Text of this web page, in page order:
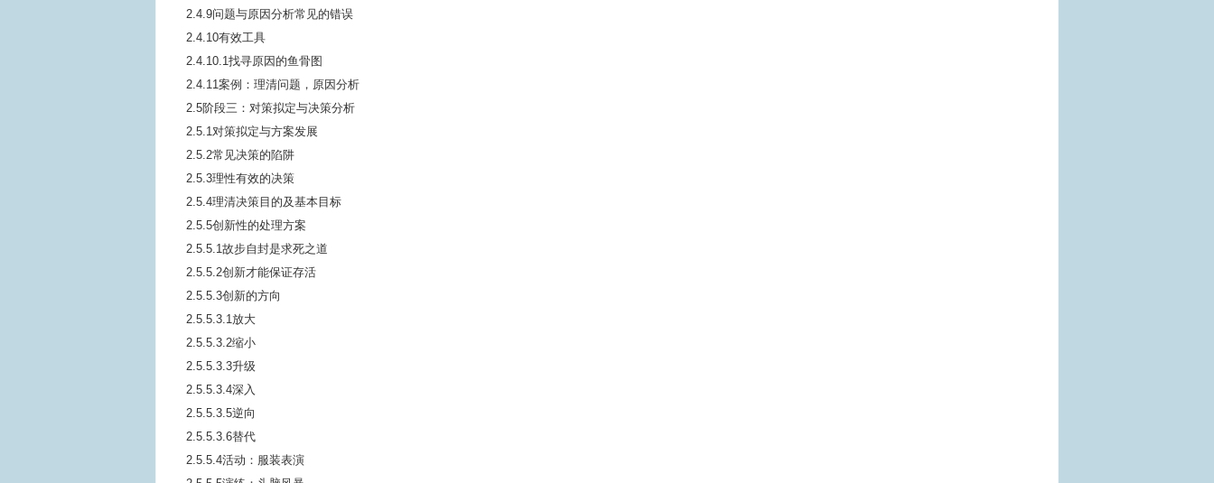
2.4.9问题与原因分析常见的错误
2.4.10有效工具
2.4.10.1找寻原因的鱼骨图
2.4.11案例：理清问题，原因分析
2.5阶段三：对策拟定与决策分析
2.5.1对策拟定与方案发展
2.5.2常见决策的陷阱
2.5.3理性有效的决策
2.5.4理清决策目的及基本目标
2.5.5创新性的处理方案
2.5.5.1故步自封是求死之道
2.5.5.2创新才能保证存活
2.5.5.3创新的方向
2.5.5.3.1放大
2.5.5.3.2缩小
2.5.5.3.3升级
2.5.5.3.4深入
2.5.5.3.5逆向
2.5.5.3.6替代
2.5.5.4活动：服装表演